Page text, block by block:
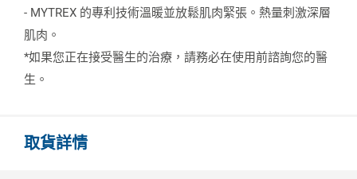
- MYTREX 的專利技術溫暖並放鬆肌肉緊張。熱量刺激深層
肌肉。
*如果您正在接受醫生的治療，請務必在使用前諮詢您的醫
生。
取貨詳情